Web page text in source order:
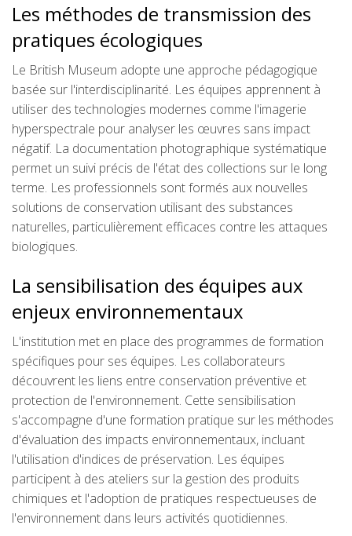
Les méthodes de transmission des
pratiques écologiques
Le British Museum adopte une approche pédagogique
basée sur l'interdisciplinarité. Les équipes apprennent à
utiliser des technologies modernes comme l'imagerie
hyperspectrale pour analyser les œuvres sans impact
négatif. La documentation photographique systématique
permet un suivi précis de l'état des collections sur le long
terme. Les professionnels sont formés aux nouvelles
solutions de conservation utilisant des substances
naturelles, particulièrement efficaces contre les attaques
biologiques.
La sensibilisation des équipes aux
enjeux environnementaux
L'institution met en place des programmes de formation
spécifiques pour ses équipes. Les collaborateurs
découvrent les liens entre conservation préventive et
protection de l'environnement. Cette sensibilisation
s'accompagne d'une formation pratique sur les méthodes
d'évaluation des impacts environnementaux, incluant
l'utilisation d'indices de préservation. Les équipes
participent à des ateliers sur la gestion des produits
chimiques et l'adoption de pratiques respectueuses de
l'environnement dans leurs activités quotidiennes.